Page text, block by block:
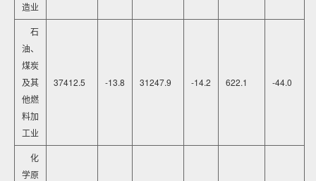
造业
石
油、
煤炭
及其
他燃
料加
工业
37412.5 -13.8 31247.9 -14.2 622.1 -44.0
化
学原